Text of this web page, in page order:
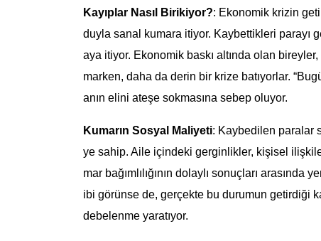
Kayıplar Nasıl Birikiyor?: Ekonomik krizin
duyla sanal kumara itiyor. Kaybettikleri parayı
aya itiyor. Ekonomik baskı altında olan
marken, daha da derin bir krize batıyorlar.
anın elini ateşe sokmasına sebep oluyor.
Kumarın Sosyal Maliyeti: Kaybedilen paralar
ye sahip. Aile içindeki gerginlikler, kişisel
mar bağımlılığının dolaylı sonuçları
ibi görünse de, gerçekte bu durumun getirdiği
debelenme yaratıyor.